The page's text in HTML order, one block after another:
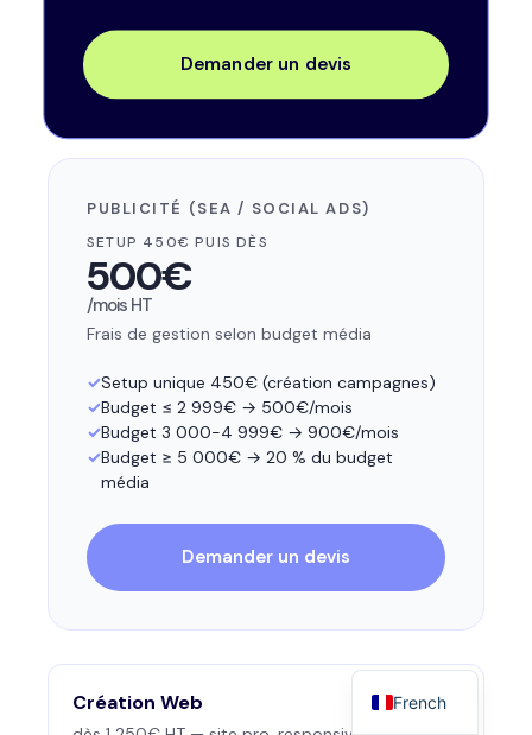
Demander un devis
PUBLICITÉ (SEA / SOCIAL ADS)
SETUP 450€ PUIS DÈS
500€
/mois HT
Frais de gestion selon budget média
Setup unique 450€ (création campagnes)
Budget ≤ 2 999€ → 500€/mois
Budget 3 000-4 999€ → 900€/mois
Budget ≥ 5 000€ → 20 % du budget
média
Demander un devis
Création Web French